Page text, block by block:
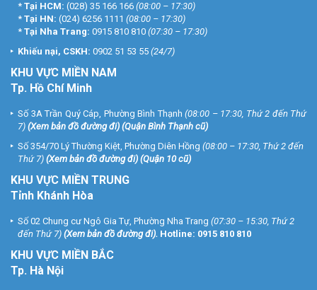
* Tại HCM: (028) 35 166 166 (08:00 – 17:30)
* Tại HN: (024) 6256 1111 (08:00 – 17:30)
* Tại Nha Trang: 0915 810 810 (07:30 – 17:30)
Khiếu nại, CSKH: 0902 51 53 55 (24/7)
KHU VỰC MIỀN NAM
Tp. Hồ Chí Minh
Số 3A Trần Quý Cáp, Phường Bình Thạnh (08:00 – 17:30, Thứ 2 đến Thứ
7) (Xem bản đồ đường đi) (Quận Bình Thạnh cũ)
Số 354/70 Lý Thường Kiệt, Phường Diên Hồng (08:00 – 17:30, Thứ 2 đến
Thứ 7) (Xem bản đồ đường đi) (Quận 10 cũ)
KHU VỰC MIỀN TRUNG
Tỉnh Khánh Hòa
Số 02 Chung cư Ngô Gia Tự, Phường Nha Trang (07:30 – 15:30, Thứ 2
đến Thứ 7) (Xem bản đồ đường đi). Hotline: 0915 810 810
KHU VỰC MIỀN BẮC
Tp. Hà Nội